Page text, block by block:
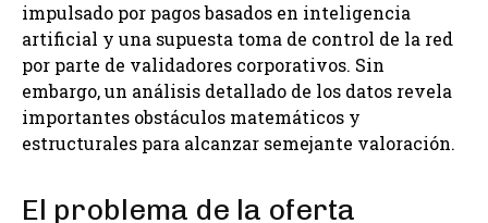
impulsado por pagos basados en inteligencia
artificial y una supuesta toma de control de la red
por parte de validadores corporativos. Sin
embargo, un análisis detallado de los datos revela
importantes obstáculos matemáticos y
estructurales para alcanzar semejante valoración.
El problema de la oferta